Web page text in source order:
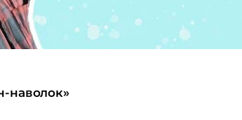
наволок»